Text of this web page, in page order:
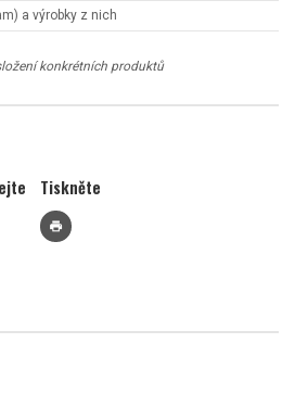
a výrobky z nich
konkrétních produktů
Tiskněte
print